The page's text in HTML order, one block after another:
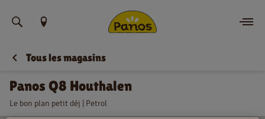
Trouvez votre emplacement
Tous les magasins
Le bon plan petit déj | Petrol
Panos Q8 Houthalen